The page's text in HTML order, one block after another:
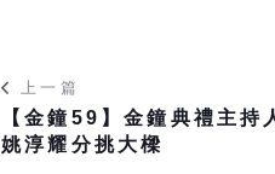
上一篇
【金鐘59】金鐘典禮主持
姚淳耀分挑大樑